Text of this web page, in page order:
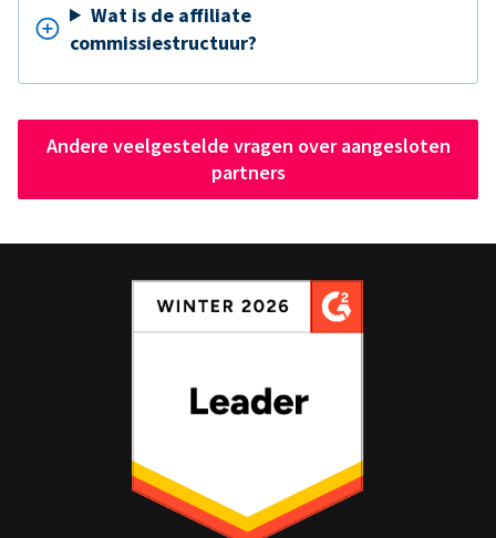
Wat is de affiliate
commissiestructuur?
Andere veelgestelde vragen over aangesloten
partners